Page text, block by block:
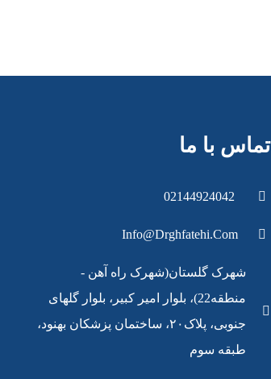
تماس با ما
02144924042
Info@drghfatehi.com
شهرک گلستان(شهرک راه آهن -
منطقه22)، بلوار امیر کبیر، بلوار گلهای
جنوبی، پلاک۲۰، ساختمان پزشکان بهنود،
طبقه سوم